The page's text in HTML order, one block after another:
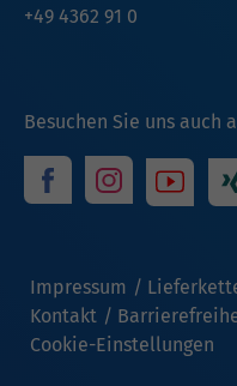
Besuchen Sie uns auch
Impressum
Kontakt
Cookie-Einstellungen
+49 4362 91 0